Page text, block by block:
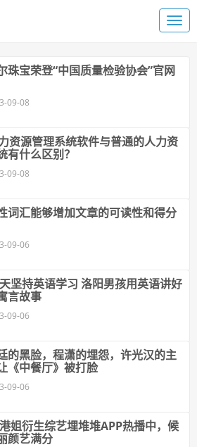
珠宝荣登“中国质量检验协会”官网
09-08
资源管理系统软件与普通的人力资
有什么区别？
09-08
词汇能够增加文章的可读性和得分
09-06
坚持英语学习 洛阳男孩用英语讲好
言故事
09-06
的黑脸，程潇的埋怨，许光汉的主
《中餐厅》被打脸
09-06
姐衍生综艺埋堆堆APP热播中，候
颜艺满分